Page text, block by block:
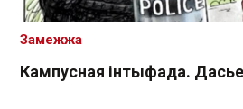
Кампусная інтыфада.
Замежжа